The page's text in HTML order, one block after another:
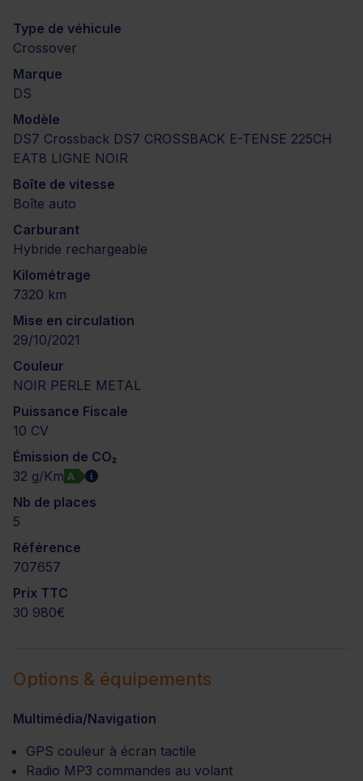
Type de véhicule
Crossover
Marque
DS
Modèle
DS7 Crossback DS7 CROSSBACK E-TENSE 225CH
EAT8 LIGNE NOIR
Boîte de vitesse
Boîte auto
Carburant
Hybride rechargeable
Kilométrage
7320 km
Mise en circulation
29/10/2021
Couleur
NOIR PERLE METAL
Puissance Fiscale
10 CV
Émission de CO₂
32 g/Km A
Nb de places
5
Référence
707657
Prix TTC
30 980€
Options & équipements
Multimédia/Navigation
GPS couleur à écran tactile
Radio MP3 commandes au volant